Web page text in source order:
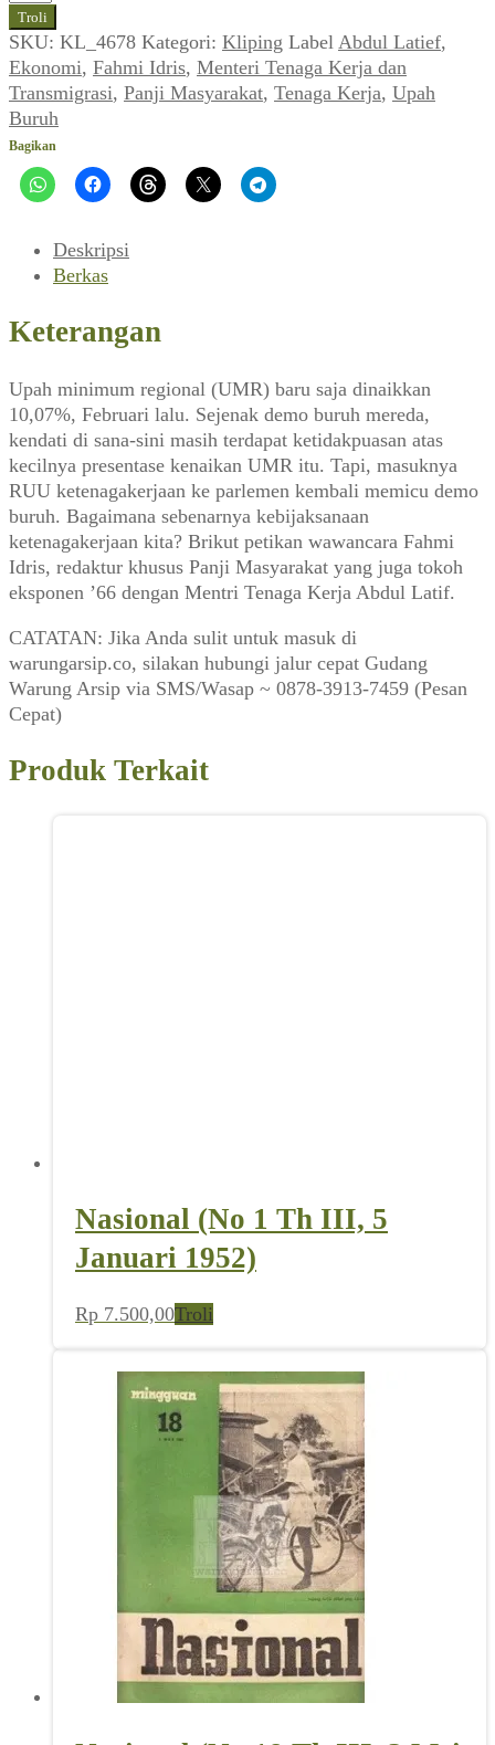
Abdul
Latief:
Mereka
Menghasut
Pekerja
(Panji
Masyarakat,
Mei
Troli
SKU: KL_4678 Kategori: Kliping Label Abdul Latief,
Ekonomi, Fahmi Idris, Menteri Tenaga Kerja dan
Transmigrasi, Panji Masyarakat, Tenaga Kerja, Upah
Buruh
Bagikan
Deskripsi
Berkas
Keterangan
Upah minimum regional (UMR) baru saja dinaikkan
10,07%, Februari lalu. Sejenak demo buruh mereda,
kendati di sana-sini masih terdapat ketidakpuasan atas
kecilnya presentase kenaikan UMR itu. Tapi, masuknya
RUU ketenagakerjaan ke parlemen kembali memicu demo
buruh. Bagaimana sebenarnya kebijaksanaan
ketenagakerjaan kita? Brikut petikan wawancara Fahmi
Idris, redaktur khusus Panji Masyarakat yang juga tokoh
eksponen ’66 dengan Mentri Tenaga Kerja Abdul Latif.
CATATAN: Jika Anda sulit untuk masuk di
warungarsip.co, silakan hubungi jalur cepat Gudang
Warung Arsip via SMS/Wasap ~ 0878-3913-7459 (Pesan
Cepat)
Produk Terkait
Nasional (No 1 Th III, 5
Januari 1952)
Rp 7.500,00Troli